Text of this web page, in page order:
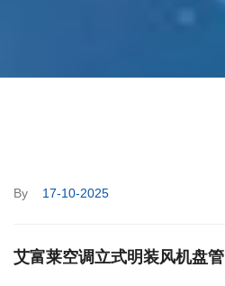
By 17-10-2025
艾富莱空调立式明装风机盘管